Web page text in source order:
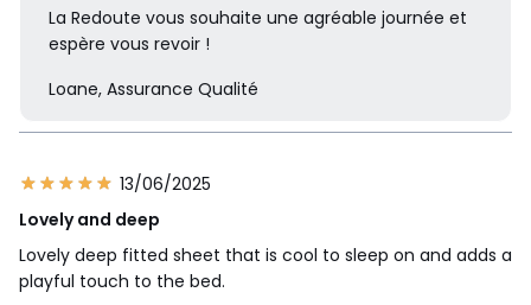
La Redoute vous souhaite une agréable journée et
espère vous revoir !
Loane, Assurance Qualité
13/06/2025
Lovely and deep
Lovely deep fitted sheet that is cool to sleep on and adds a
playful touch to the bed.